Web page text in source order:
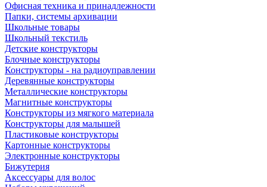
Офисная техника и принадлежности
Папки, системы архивации
Школьные товары
Школьный текстиль
Детские конструкторы
Блочные конструкторы
Конструкторы - на радиоуправлении
Деревянные конструкторы
Металлические конструкторы
Магнитные конструкторы
Конструкторы из мягкого материала
Конструкторы для малышей
Пластиковые конструкторы
Картонные конструкторы
Электронные конструкторы
Бижутерия
Аксессуары для волос